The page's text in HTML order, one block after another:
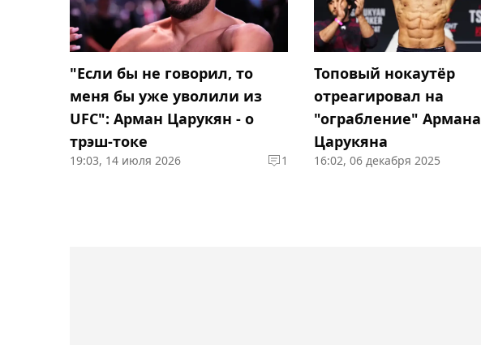
"Если бы не говорил, то
меня бы уже уволили из
UFC": Арман Царукян - о
трэш-токе
19:03, 14 июля 2026 1
Топовый нокаутёр
отреагировал на
"ограбление" Армана
Царукяна
16:02, 06 декабря 2025